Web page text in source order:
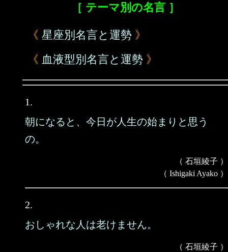
［ テーマ別の名言 ］
《 星座別名言と運勢 》
《 血液型別名言と運勢 》
1.
朝になると、今日が人生の始まりと思う
の。
（ 石垣綾子 ）
（ Ishigaki Ayako ）
2.
おしゃれな人は老けません。
（ 石垣綾子 ）